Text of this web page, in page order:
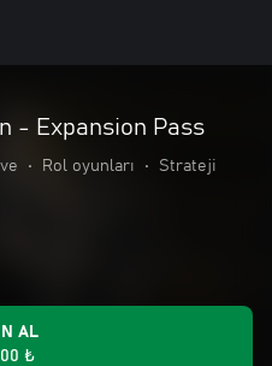
- Expansion Pass
• Rol oyunları • Strateji
AL
₺